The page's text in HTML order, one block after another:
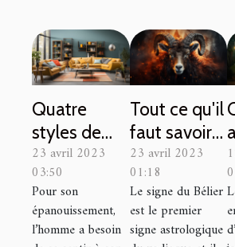
Quatre
styles de
décoration
pour votre
intérieur.
23 avril 2023
03:50
Pour son
épanouissement,
l’homme a besoin
Tout ce qu'il
faut savoir
sur le signe
du Bélier
23 avril 2023
01:18
Le signe du Bélier
est le premier
signe astrologique